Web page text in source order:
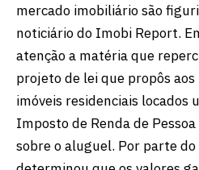
mercado imobiliário são
noticiário do Imobi Report.
atenção a matéria que
projeto de lei que propôs
imóveis residenciais locados
Imposto de Renda de
sobre o aluguel. Por parte